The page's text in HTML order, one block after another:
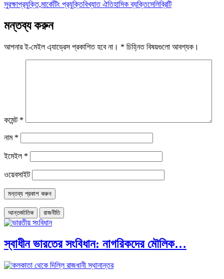
সুরক্ষাপ্রযুক্তি,মার্কেটিং প্রযুক্তিবিখ্যাত ঐতিহাসিক ব্যক্তিসেলিব্রিটি
মন্তব্য করুন
আপনার ই-মেইল এ্যাড্রেস প্রকাশিত হবে না। * চিহ্নিত বিষয়গুলো আবশ্যক।
কমেন্ট *
নাম *
ইমেইল *
ওয়েবসাইট
আন্তর্জাতিক রাজনীতি
স্বাধীন ভারতের সংবিধান: নাগরিকদের মৌলিক…